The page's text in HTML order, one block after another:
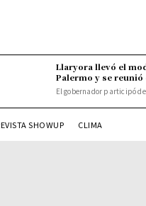
Llaryora llevó el
Palermo y se reunió
El gobernador participó
SHOWUP CLIMA